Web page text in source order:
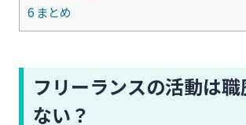
6まとめ
フリーランスの活動は職
ない？